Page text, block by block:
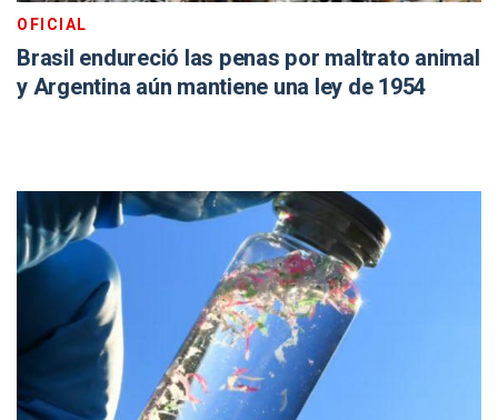
OFICIAL
Brasil endureció las penas por maltrato animal
y Argentina aún mantiene una ley de 1954